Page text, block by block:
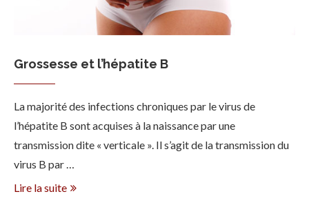
Grossesse et l’hépatite B
La majorité des infections chroniques par le virus de
l’hépatite B sont acquises à la naissance par une
transmission dite « verticale ». Il s’agit de la transmission du
virus B par …
Lire la suite